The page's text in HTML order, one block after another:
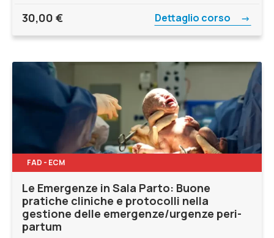
30,00 € Dettaglio corso
FAD - ECM
Le Emergenze in Sala Parto: Buone
pratiche cliniche e protocolli nella
gestione delle emergenze/urgenze peri-
partum